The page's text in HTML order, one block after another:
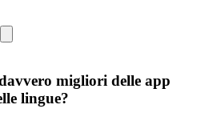
migliori delle app
lingue?